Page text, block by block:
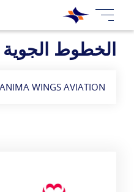
الخطوط الجوية